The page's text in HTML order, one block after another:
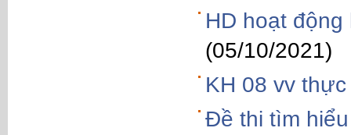
HD hoạt
(05/10/2021)
KH 08 vv
Đề thi tìm